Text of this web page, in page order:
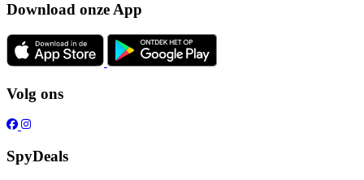
Download onze App
Volg ons
SpyDeals